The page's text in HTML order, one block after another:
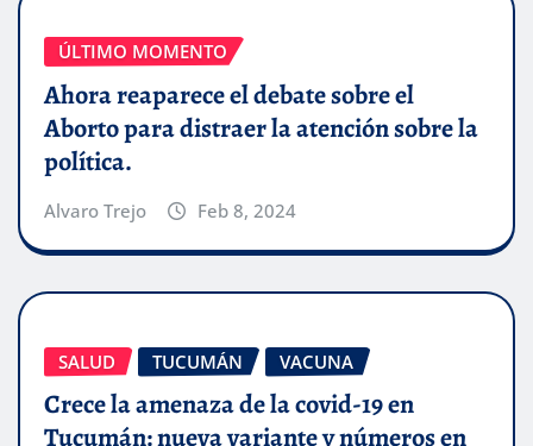
ÚLTIMO MOMENTO
Ahora reaparece el debate sobre el
Aborto para distraer la atención sobre la
política.
Alvaro Trejo Feb 8, 2024
SALUD TUCUMÁN VACUNA
Crece la amenaza de la covid-19 en
Tucumán: nueva variante y números en